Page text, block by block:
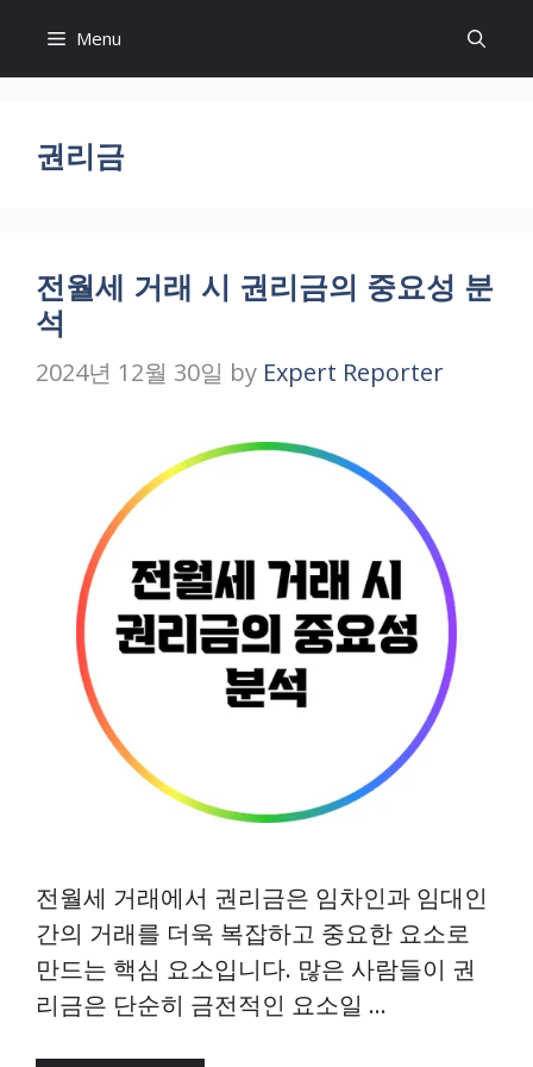
content
Menu
권리금
전월세 거래 시 권리금의 중요성 분
석
2024년 12월 30일 by Expert Reporter
전월세 거래에서 권리금은 임차인과 임대인
간의 거래를 더욱 복잡하고 중요한 요소로
만드는 핵심 요소입니다. 많은 사람들이 권
리금은 단순히 금전적인 요소일 …